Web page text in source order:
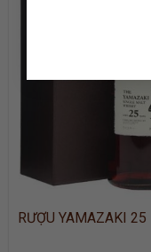
RƯỢU YAMAZAKI 25